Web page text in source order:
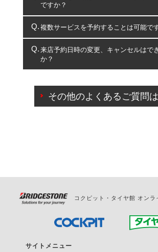
ですか？
コクピット・タイヤ館のみとなります
複数サービスを予約することは可能で
複数サービスのご予約は可能です。
一部の商品・サービスの組み合わせに限り、
出来ないものもございます。
来店予約日時の変更、キャンセルはで
か？
ご来店予約日の3営業日前を過ぎている
の日時変更につきましては、直接ご予
その他のよくあるご質問
コクピット・タイヤ館 オンラ
サイトメニュー